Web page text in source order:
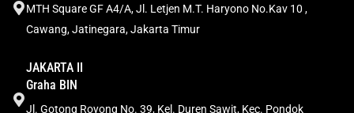
MTH Square GF A4/A, Jl. Letjen M.T. Haryono No.Kav 10 ,
Cawang, Jatinegara, Jakarta Timur
JAKARTA II
Graha BIN
Jl. Gotong Royong No. 39, Kel. Duren Sawit, Kec. Pondok